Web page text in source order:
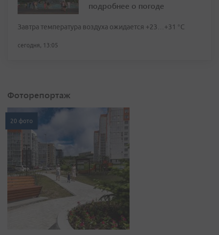
подробнее о погоде
Завтра температура воздуха ожидается +23…+31 °C
сегодня, 13:05
Фоторепортаж
20 фото